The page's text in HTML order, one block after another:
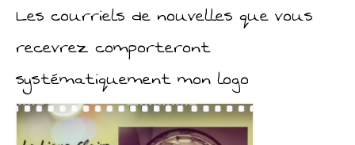
Les courriels de nouvelles que vous
recevrez comporteront
systématiquement mon logo